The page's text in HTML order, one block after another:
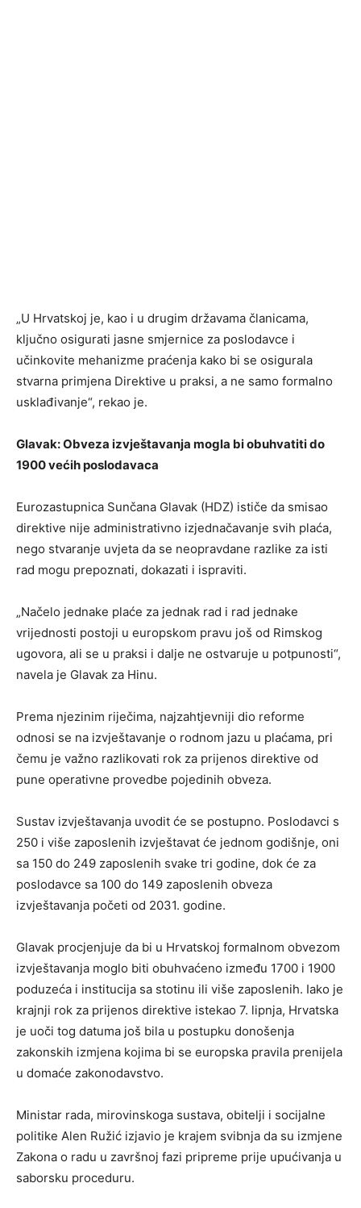
„U Hrvatskoj je, kao i u drugim državama članicama,
ključno osigurati jasne smjernice za poslodavce i
učinkovite mehanizme praćenja kako bi se osigurala
stvarna primjena Direktive u praksi, a ne samo formalno
usklađivanje“, rekao je.
Glavak: Obveza izvještavanja mogla bi obuhvatiti do
1900 većih poslodavaca
Eurozastupnica Sunčana Glavak (HDZ) ističe da smisao
direktive nije administrativno izjednačavanje svih plaća,
nego stvaranje uvjeta da se neopravdane razlike za isti
rad mogu prepoznati, dokazati i ispraviti.
„Načelo jednake plaće za jednak rad i rad jednake
vrijednosti postoji u europskom pravu još od Rimskog
ugovora, ali se u praksi i dalje ne ostvaruje u potpunosti“,
navela je Glavak za Hinu.
Prema njezinim riječima, najzahtjevniji dio reforme
odnosi se na izvještavanje o rodnom jazu u plaćama, pri
čemu je važno razlikovati rok za prijenos direktive od
pune operativne provedbe pojedinih obveza.
Sustav izvještavanja uvodit će se postupno. Poslodavci s
250 i više zaposlenih izvještavat će jednom godišnje, oni
sa 150 do 249 zaposlenih svake tri godine, dok će za
poslodavce sa 100 do 149 zaposlenih obveza
izvještavanja početi od 2031. godine.
Glavak procjenjuje da bi u Hrvatskoj formalnom obvezom
izvještavanja moglo biti obuhvaćeno između 1700 i 1900
poduzeća i institucija sa stotinu ili više zaposlenih. Iako je
krajnji rok za prijenos direktive istekao 7. lipnja, Hrvatska
je uoči tog datuma još bila u postupku donošenja
zakonskih izmjena kojima bi se europska pravila prenijela
u domaće zakonodavstvo.
Ministar rada, mirovinskoga sustava, obitelji i socijalne
politike Alen Ružić izjavio je krajem svibnja da su izmjene
Zakona o radu u završnoj fazi pripreme prije upućivanja u
saborsku proceduru.